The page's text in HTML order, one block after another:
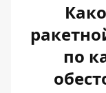
по